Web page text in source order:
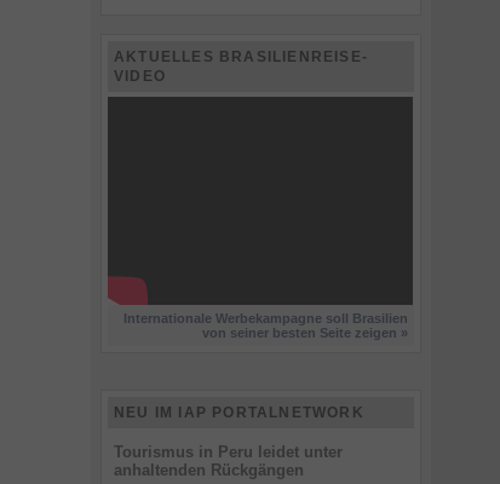
AKTUELLES BRASILIENREISE-
VIDEO
Internationale Werbekampagne soll Brasilien
von seiner besten Seite zeigen »
NEU IM IAP PORTALNETWORK
Tourismus in Peru leidet unter
anhaltenden Rückgängen